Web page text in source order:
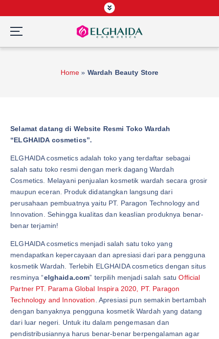
k
t
Home » Wardah Beauty Store
Selamat datang di Website Resmi Toko Wardah
“ELGHAIDA cosmetics”.
ELGHAIDA cosmetics adalah toko yang terdaftar sebagai
salah satu toko resmi dengan merk dagang Wardah
Cosmetics. Melayani penjualan kosmetik wardah secara grosir
maupun eceran. Produk didatangkan langsung dari
perusahaan pembuatnya yaitu PT. Paragon Technology and
Innovation. Sehingga kualitas dan keaslian produknya benar-
benar terjamin!
ELGHAIDA cosmetics menjadi salah satu toko yang
mendapatkan kepercayaan dan apresiasi dari para pengguna
kosmetik Wardah. Terlebih ELGHAIDA cosmetics dengan situs
resminya “elghaida.com” terpilih menjadi salah satuOfficial
Partner PT. Parama Global Inspira 2020, PT. Paragon
Technology and Innovation . Apresiasi pun semakin bertambah
dengan banyaknya pengguna kosmetik Wardah yang datang
dari luar negeri. Untuk itu dalam pengemasan dan
pendistribusiannya harus benar-benar berpengalaman agar